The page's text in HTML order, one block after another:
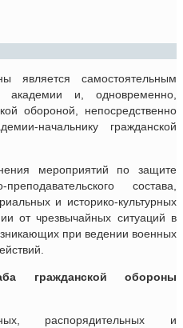
является самостоятельным
академии и, одновременно,
обороной, непосредственно
начальнику гражданской
мероприятий по защите
состава,
и историко-культурных
от чрезвычайных ситуаций в
при ведении военных
гражданской обороны
распорядительных и